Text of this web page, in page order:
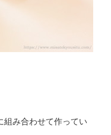
組み合わせて作ってい